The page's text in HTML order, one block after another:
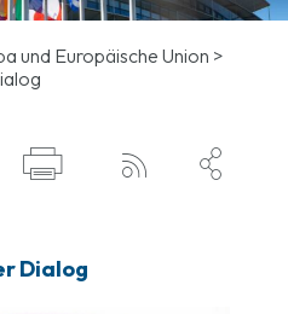
und Europäische Union >
  
Dialog